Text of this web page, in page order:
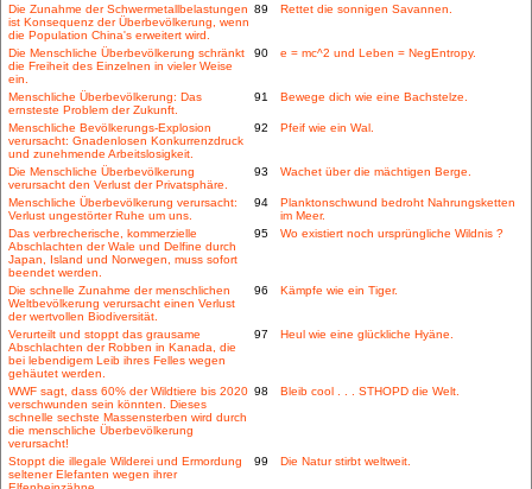
Die Zunahme der Schwermetallbelastungen
ist Konsequenz der Überbevölkerung, wenn
die Population China's erweitert wird.
89 Rettet die sonnigen Savannen.
Die Menschliche Überbevölkerung schränkt
die Freiheit des Einzelnen in vieler Weise
ein.
90 e = mc^2 und Leben = NegEntropy.
Menschliche Überbevölkerung: Das
ernsteste Problem der Zukunft.
91 Bewege dich wie eine Bachstelze.
Menschliche Bevölkerungs-Explosion
verursacht: Gnadenlosen Konkurrenzdruck
und zunehmende Arbeitslosigkeit.
92 Pfeif wie ein Wal.
Die Menschliche Überbevölkerung
verursacht den Verlust der Privatsphäre.
93 Wachet über die mächtigen Berge.
Menschliche Überbevölkerung verursacht:
Verlust ungestörter Ruhe um uns.
94
Planktonschwund bedroht Nahrungsketten
im Meer.
Das verbrecherische, kommerzielle
Abschlachten der Wale und Delfine durch
Japan, Island und Norwegen, muss sofort
beendet werden.
95 Wo existiert noch ursprüngliche Wildnis ?
Die schnelle Zunahme der menschlichen
Weltbevölkerung verursacht einen Verlust
der wertvollen Biodiversität.
96 Kämpfe wie ein Tiger.
Verurteilt und stoppt das grausame
Abschlachten der Robben in Kanada, die
bei lebendigem Leib ihres Felles wegen
gehäutet werden.
97 Heul wie eine glückliche Hyäne.
WWF sagt, dass 60% der Wildtiere bis 2020
verschwunden sein könnten. Dieses
schnelle sechste Massensterben wird durch
die menschliche Überbevölkerung
verursacht!
98 Bleib cool . . . STHOPD die Welt.
Stoppt die illegale Wilderei und Ermordung
seltener Elefanten wegen ihrer
99 Die Natur stirbt weltweit.